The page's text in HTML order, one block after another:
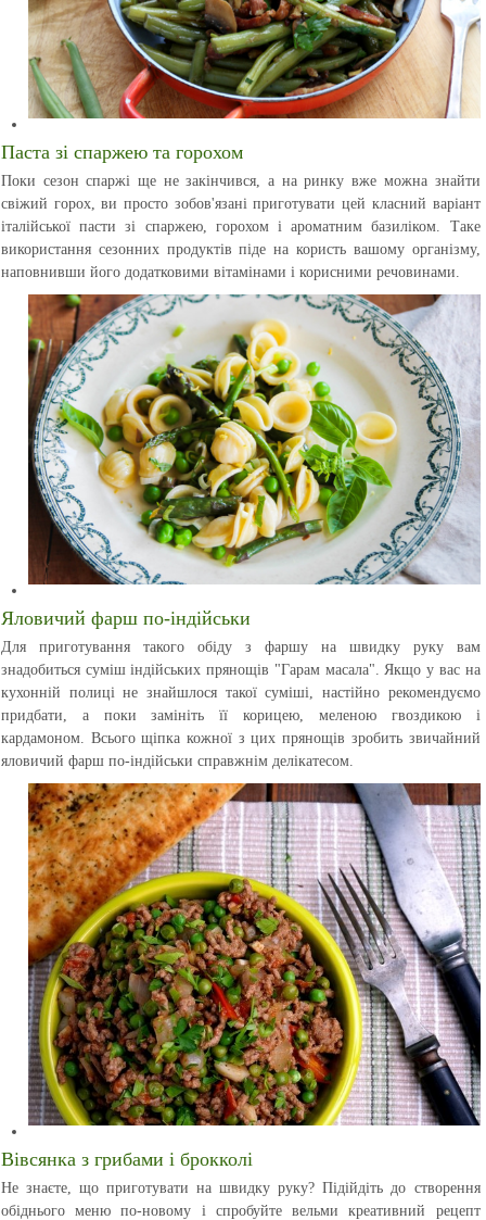
Паста зі спаржею та горохом
Поки сезон спаржі ще не закінчився, а на ринку вже можна знайти
свіжий горох, ви просто зобов'язані приготувати цей класний варіант
італійської пасти зі спаржею, горохом і ароматним базиліком. Таке
використання сезонних продуктів піде на користь вашому організму,
наповнивши його додатковими вітамінами і корисними речовинами.
Яловичий фарш по-індійськи
Для приготування такого обіду з фаршу на швидку руку вам
знадобиться суміш індійських прянощів "Гарам масала". Якщо у вас на
кухонній полиці не знайшлося такої суміші, настійно рекомендуємо
придбати, а поки замініть її корицею, меленою гвоздикою і
кардамоном. Всього щіпка кожної з цих прянощів зробить звичайний
яловичий фарш по-індійськи справжнім делікатесом.
Вівсянка з грибами і брокколі
Не знаєте, що приготувати на швидку руку? Підійдіть до створення
обіднього меню по-новому і спробуйте вельми креативний рецепт